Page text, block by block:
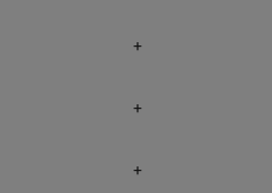
+
+
+